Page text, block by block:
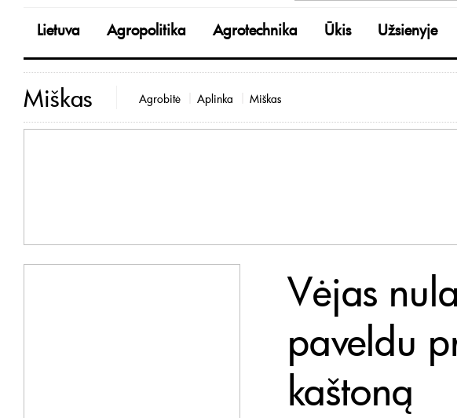
Lietuva Agropolitika Agrotechnika Ūkis Užsienyje
Miškas Agrobitė Aplinka Miškas
Vėjas
paveldu
kaštoną